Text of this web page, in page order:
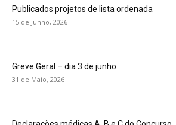
Publicados projetos de lista ordenada
15 de Junho, 2026
Greve Geral – dia 3 de junho
31 de Maio, 2026